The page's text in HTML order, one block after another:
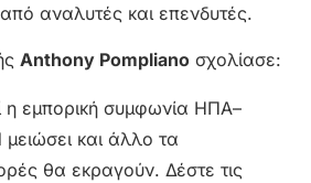
από αναλυτές και επενδυτές.
Anthony Pompliano σχολίασε:
η εμπορική συμφωνία ΗΠΑ–
μειώσει και άλλο τα
θα εκραγούν. Δέστε τις